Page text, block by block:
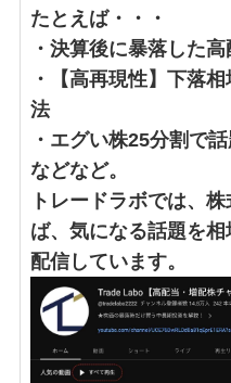
たとえば・・・
・決算後に暴落した
・【高再現性】下落
法
・エグい株25分割で
などなど。
トレードラボでは、
ば、気になる話題を
配信しています。